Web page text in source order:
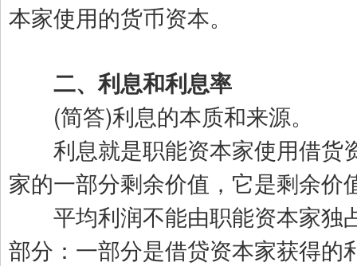
本家使用的货币资本。
二、利息和利息率
(简答)利息的本质和来源。
利息就是职能资本家使用借货
家的一部分剩余价值，它是剩余价
平均利润不能由职能资本家独
部分：一部分是借贷资本家获得的